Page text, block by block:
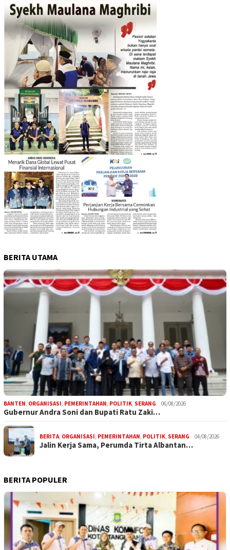
BERITA UTAMA
BANTEN ORGANISASI PEMERINTAHAN POLITIK SERANG 06/08/2026
Gubernur Andra Soni dan Bupati Ratu Zaki…
BERITA ORGANISASI PEMERINTAHAN POLITIK SERANG 04/08/2026
Jalin Kerja Sama, Perumda Tirta Albantan…
BERITA POPULER